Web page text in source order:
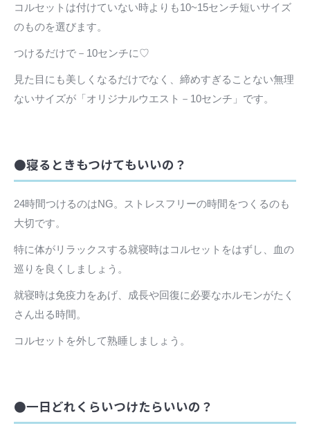
コルセットは付けていない時よりも10~15センチ短いサイズ
のものを選びます。
つけるだけで－10センチに♡
見た目にも美しくなるだけでなく、締めすぎることない無理
ないサイズが「オリジナルウエスト－10センチ」です。
●寝るときもつけてもいいの？
24時間つけるのはNG。ストレスフリーの時間をつくるのも
大切です。
特に体がリラックスする就寝時はコルセットをはずし、血の
巡りを良くしましょう。
就寝時は免疫力をあげ、成長や回復に必要なホルモンがたく
さん出る時間。
コルセットを外して熟睡しましょう。
●一日どれくらいつけたらいいの？